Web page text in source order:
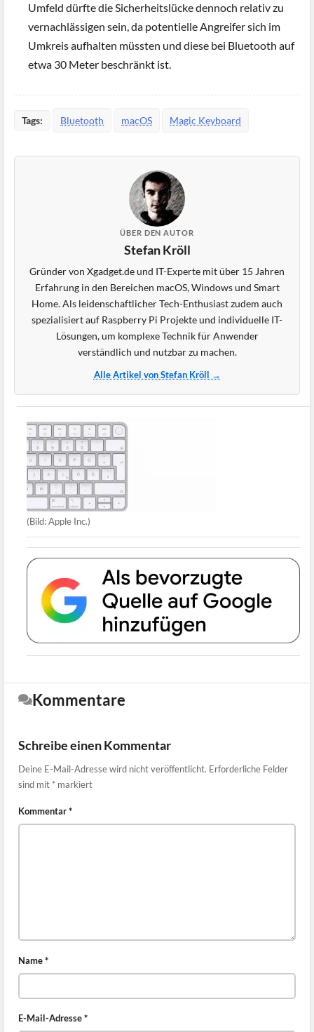
Umfeld dürfte die Sicherheitslücke dennoch relativ zu
vernachlässigen sein, da potentielle Angreifer sich im
Umkreis aufhalten müssten und diese bei Bluetooth auf
etwa 30 Meter beschränkt ist.
Tags: Bluetooth macOS Magic Keyboard
ÜBER DEN AUTOR
Stefan Kröll
Gründer von Xgadget.de und IT-Experte mit über 15 Jahren
Erfahrung in den Bereichen macOS, Windows und Smart
Home. Als leidenschaftlicher Tech-Enthusiast zudem auch
spezialisiert auf Raspberry Pi Projekte und individuelle IT-
Lösungen, um komplexe Technik für Anwender
verständlich und nutzbar zu machen.
Alle Artikel von Stefan Kröll →
(Bild: Apple Inc.)
Kommentare
Schreibe einen Kommentar
Deine E-Mail-Adresse wird nicht veröffentlicht. Erforderliche Felder
sind mit * markiert
Kommentar*
Name*
E-Mail-Adresse*